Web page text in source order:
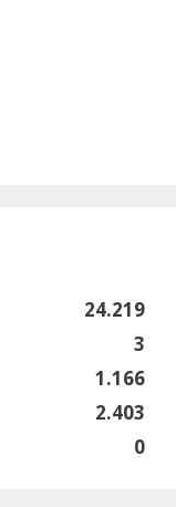
24.219
3
1.166
2.403
0